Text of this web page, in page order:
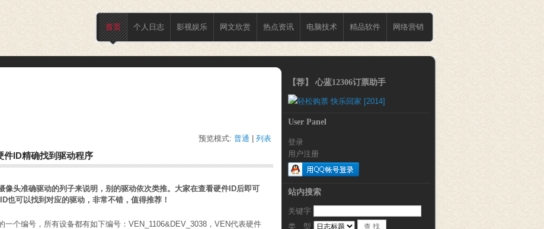
首页 个人日志 影视娱乐 网文欣赏 热点资讯 电脑技术 精品软件 网络营销
预览模式: 普通 列表
件ID精确找到驱动程序
像头准确驱动的列子来说明，别的驱动依次类推。大家在查看硬件ID后即可
也可以找到对应的驱动，非常不错，值得推荐！
一个编号，所有设备都有如下编号：VEN_1106&DEV_3038，VEN代表硬件
【荐】 心蓝12306订票助手
User Panel
登录
用户注册
站内搜索
关键字
类 型